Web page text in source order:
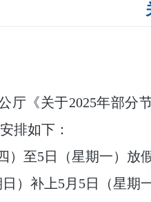
厅《关于2025年部分
排如下：
）至5日（星期一）放
日）补上5月5日（星期